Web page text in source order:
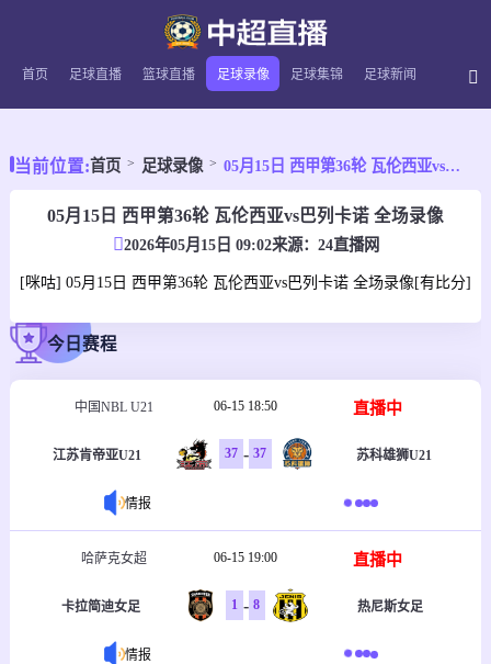
首页 足球直播 篮球直播 足球录像 足球集锦 足球新闻
当前位置:首页 足球录像 05月15日 西甲第36轮 瓦伦西亚vs巴列卡诺 全场录像
05月15日 西甲第36轮 瓦伦西亚vs巴列卡诺 全场录像
2026年05月15日 09:02来源： 24直播网
[咪咕] 05月15日 西甲第36轮 瓦伦西亚vs巴列卡诺 全场录像[有比分]
今日赛程
中国NBL U21 06-15 18:50 直播中
江苏肯帝亚U21 37 - 37 苏科雄狮U21
情报
哈萨克女超 06-15 19:00 直播中
卡拉简迪女足 1 - 8 热尼斯女足
情报